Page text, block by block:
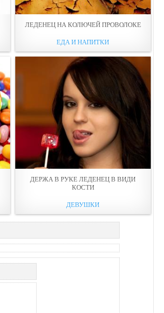
ЛЕДЕНЕЦ НА КОЛЮЧЕЙ ПРОВОЛОКЕ
ЕДА И НАПИТКИ
ДЕРЖА В РУКЕ ЛЕДЕНЕЦ В ВИДИ
КOСТИ
ДЕВУШКИ